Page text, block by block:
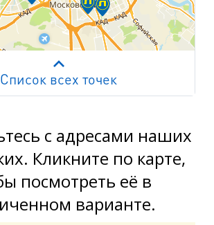
Просвещения, д.20
м. Пр. Ветеранов
пр. Ветеранов, д.9
м. Ул. Дыбенко
Работает на API 2ГИС
Лицензионное соглашение
Список всех точек
с адресами наших
Кликните по карте,
посмотреть её в
варианте.